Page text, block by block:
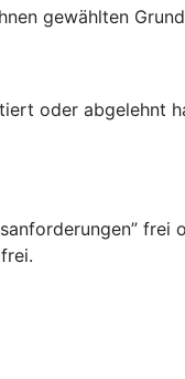
gewählten
oder abgelehnt
frei